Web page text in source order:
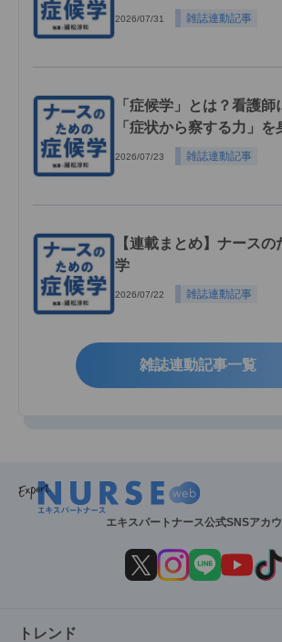
2026/07/31 雑誌連動記事
「症候学」とは？看護師
「症状から察する力」を
2026/07/23 雑誌連動記事
【連載まとめ】ナースの
学
2026/07/22 雑誌連動記事
雑誌連動記事一覧
エキスパートナース公式SNSアカ
トレンド